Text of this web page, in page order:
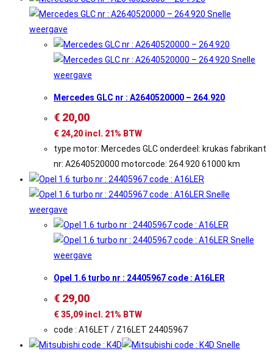
Snelle
weergave
Snelle
weergave
Mercedes GLC nr : A2640520000 – 264.920
€ 20,00
€ 24,20 incl. 21% BTW
type motor: Mercedes GLC onderdeel: krukas fabrikant
nr: A2640520000 motorcode: 264.920 61000 km
Snelle
weergave
Snelle
weergave
Opel 1.6 turbo nr : 24405967 code : A16LER
€ 29,00
€35,09 incl. 21% BTW
code : A16LET / Z16LET 24405967
Snelle